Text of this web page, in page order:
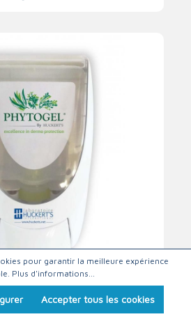
manuel Phytogel
pour garantir la meilleure expérience
Plus d'informations...
Accepter tous les cookies